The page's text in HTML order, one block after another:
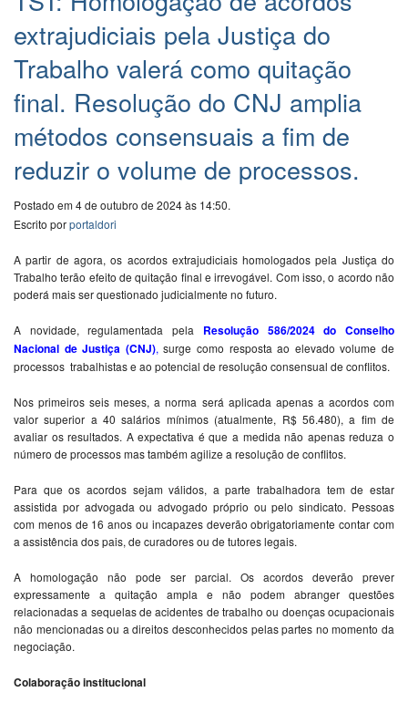
extrajudiciais pela Justiça do
Trabalho valerá como quitação
final. Resolução do CNJ amplia
métodos consensuais a fim de
reduzir o volume de processos.
Postado em 4 de outubro de 2024 às 14:50.
Escrito porportaldori
A partir de agora, os acordos extrajudiciais homologados pela Justiça do
Trabalho terão efeito de quitação final e irrevogável. Com isso, o acordo não
poderá mais ser questionado judicialmente no futuro.
A novidade, regulamentada pela Resolução 586/2024 do Conselho
Nacional de Justiça (CNJ), surge como resposta ao elevado volume de
processos trabalhistas e ao potencial de resolução consensual de conflitos.
Nos primeiros seis meses, a norma será aplicada apenas a acordos com
valor superior a 40 salários mínimos (atualmente, R$ 56.480), a fim de
avaliar os resultados. A expectativa é que a medida não apenas reduza o
número de processos mas também agilize a resolução de conflitos.
Para que os acordos sejam válidos, a parte trabalhadora tem de estar
assistida por advogada ou advogado próprio ou pelo sindicato. Pessoas
com menos de 16 anos ou incapazes deverão obrigatoriamente contar com
a assistência dos pais, de curadores ou de tutores legais.
A homologação não pode ser parcial. Os acordos deverão prever
expressamente a quitação ampla e não podem abranger questões
relacionadas a sequelas de acidentes de trabalho ou doenças ocupacionais
não mencionadas ou a direitos desconhecidos pelas partes no momento da
negociação.
Colaboração institucional